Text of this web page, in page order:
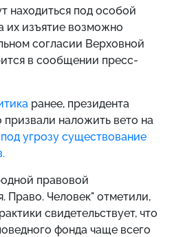
находиться под особой
их изъятие возможно
согласии Верховной
в сообщении пресс-
ранее, президента
наложить вето на
угрозу существование
правовой
Право. Человек" отметили,
свидетельствует, что
фонда чаще всего